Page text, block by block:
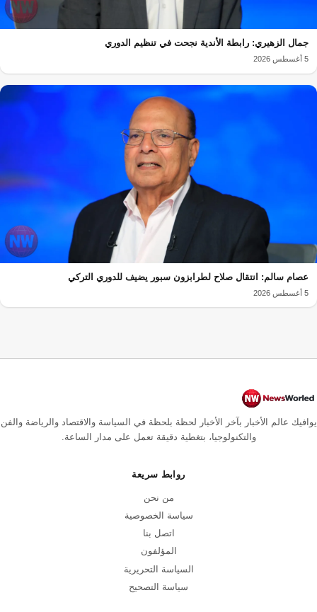
جمال الزهيري: رابطة الأندية نجحت في تنظيم الدوري
5 أغسطس 2026
عصام سالم: انتقال صلاح لطرابزون سبور يضيف للدوري التركي
5 أغسطس 2026
يوافيك عالم الأخبار بآخر الأخبار لحظة بلحظة في السياسة والاقتصاد والرياضة والفن
والتكنولوجيا، بتغطية دقيقة تعمل على مدار الساعة.
روابط سريعة
من نحن
سياسة الخصوصية
اتصل بنا
المؤلفون
السياسة التحريرية
سياسة التصحيح